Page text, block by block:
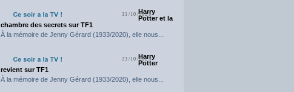
31/10/2023
Harry
Potter et la
chambre des secrets sur TF1
À la mémoire de Jenny Gérard (1933/2020), elle nous...
23/10/2023
Harry
Potter
revient sur TF1
À la mémoire de Jenny Gérard (1933/2020), elle nous...